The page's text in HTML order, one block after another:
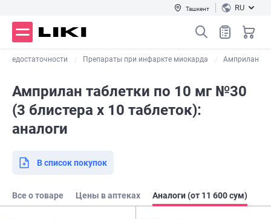
Ташкент RU
недостаточности Препараты при инфаркте миокарда Амприлан
Амприлан таблетки по 10 мг №30
(3 блистера х 10 таблеток):
аналоги
В список покупок
Все о товаре Цены в аптеках Аналоги (от 11 600 сум)